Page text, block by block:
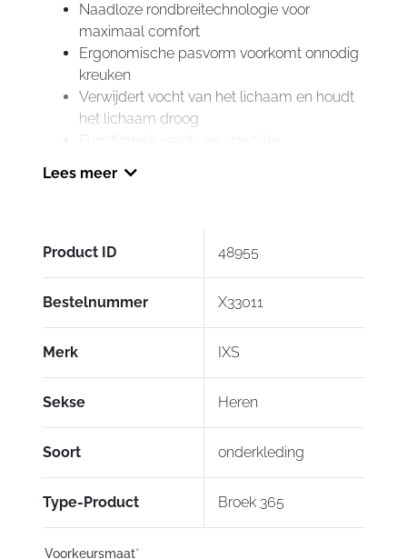
Naadloze rondbreitechnologie voor
maximaal comfort
Ergonomische pasvorm voorkomt onnodig
kreuken
Verwijdert vocht van het lichaam en houdt
het lichaam droog
Functionele vezels en speciale
lichaamsklimaat
op koude dagen en verkoelt op warme
dagen
Lees meer
Product ID 48955
Bestelnummer X33011
Merk IXS
Sekse Heren
Soort onderkleding
Type-Product Broek 365
Voorkeursmaat*